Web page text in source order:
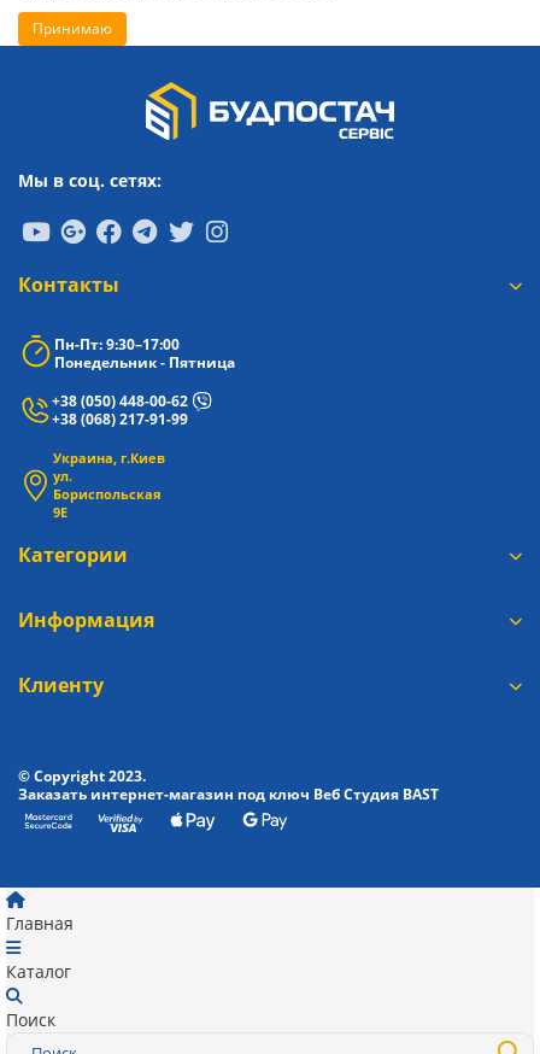
Принимаю
Мы в соц. сетях:
Контакты
Пн-Пт: 9:30–17:00
Понедельник - Пятница
+38 (050) 448-00-62
+38 (068) 217-91-99
Украина, г.Киев
ул.
Бориспольская
9Е
Категории
Информация
Клиенту
© Copyright 2023.
Заказать интернет-магазин под ключ Веб Студия BAST
Главная
Каталог
Поиск